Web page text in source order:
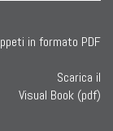
Scarica il
Visual Book (pdf)